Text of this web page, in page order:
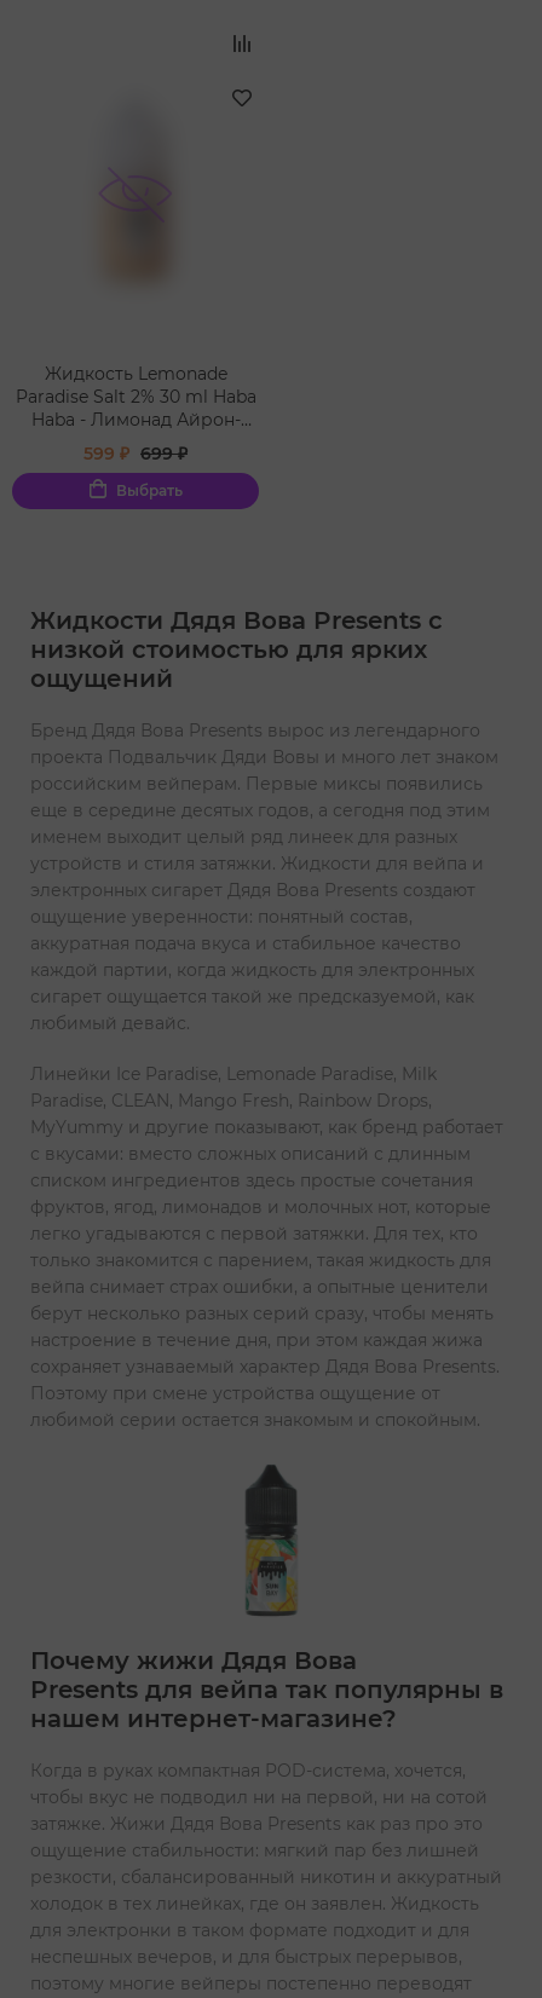
Жидкость Lemonade
Paradise Salt 2% 30 ml Haba
Haba - Лимонад Айрон-
Брю Холодок
599 ₽ 699 ₽
Выбрать
Жидкости Дядя Вова Presents с
низкой стоимостью для ярких
ощущений
Бренд Дядя Вова Presents вырос из легендарного
проекта Подвальчик Дяди Вовы и много лет знаком
российским вейперам. Первые миксы появились
еще в середине десятых годов, а сегодня под этим
именем выходит целый ряд линеек для разных
устройств и стиля затяжки. Жидкости для вейпа и
электронных сигарет Дядя Вова Presents создают
ощущение уверенности: понятный состав,
аккуратная подача вкуса и стабильное качество
каждой партии, когда жидкость для электронных
сигарет ощущается такой же предсказуемой, как
любимый девайс.
Линейки Ice Paradise, Lemonade Paradise, Milk
Paradise, CLEAN, Mango Fresh, Rainbow Drops,
MyYummy и другие показывают, как бренд работает
с вкусами: вместо сложных описаний с длинным
списком ингредиентов здесь простые сочетания
фруктов, ягод, лимонадов и молочных нот, которые
легко угадываются с первой затяжки. Для тех, кто
только знакомится с парением, такая жидкость для
вейпа снимает страх ошибки, а опытные ценители
берут несколько разных серий сразу, чтобы менять
настроение в течение дня, при этом каждая жижа
сохраняет узнаваемый характер Дядя Вова Presents.
Поэтому при смене устройства ощущение от
любимой серии остается знакомым и спокойным.
Почему жижи Дядя Вова
Presents для вейпа так популярны в
нашем интернет-магазине?
Когда в руках компактная POD-система, хочется,
чтобы вкус не подводил ни на первой, ни на сотой
затяжке. Жижи Дядя Вова Presents как раз про это
ощущение стабильности: мягкий пар без лишней
резкости, сбалансированный никотин и аккуратный
холодок в тех линейках, где он заявлен. Жидкость
для электронки в таком формате подходит и для
неспешных вечеров, и для быстрых перерывов,
поэтому многие вейперы постепенно переводят